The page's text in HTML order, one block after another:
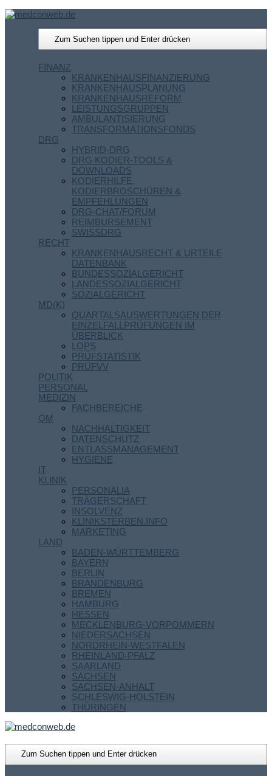
FINANZ
KRANKENHAUSFINANZIERUNG
KRANKENHAUSPLANUNG
KRANKENHAUSREFORM
LEISTUNGSGRUPPEN
AMBULANTISIERUNG
TRANSFORMATIONSFONDS
DRG
HYBRID-DRG
DRG KODIER-TOOLS &
DOWNLOADS
KODIERHILFE,
KODIERBROSCHÜREN &
EMPFEHLUNGEN
DRG-CHAT/FORUM
REIMBURSEMENT
SWISSDRG
RECHT
KRANKENHAUSRECHT & URTEILE
DATENBANK
BUNDESSOZIALGERICHT
LANDESSOZIALGERICHT
SOZIALGERICHT
MD(K)
QUARTALSAUSWERTUNGEN DER
EINZELFALLPRÜFUNGEN IM
ÜBERBLICK
LOPS
PRÜFSTATISTIK
PRÜFVV
POLITIK
PERSONAL
MEDIZIN
FACHBEREICHE
QM
NACHHALTIGKEIT
DATENSCHUTZ
ENTLASSMANAGEMENT
HYGIENE
IT
KLINIK
PERSONALIA
TRÄGERSCHAFT
INSOLVENZ
KLINIKSTERBEN.INFO
MARKETING
LAND
BADEN-WÜRTTEMBERG
BAYERN
BERLIN
BRANDENBURG
BREMEN
HAMBURG
HESSEN
MECKLENBURG-VORPOMMERN
NIEDERSACHSEN
NORDRHEIN-WESTFALEN
RHEINLAND-PFALZ
SAARLAND
SACHSEN
SACHSEN-ANHALT
SCHLESWIG-HOLSTEIN
THÜRINGEN